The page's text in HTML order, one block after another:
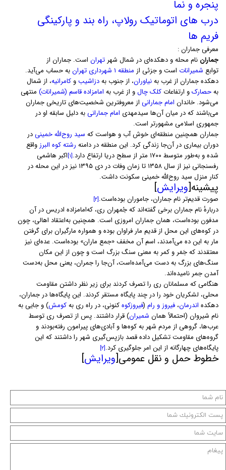
پنجره و نما
درب های اتوماتیک رولاپ، راه بند و پارکینگی
فریم ها
معرفی جماران :
جماران نام محله و دهکده‌ای در شمال شهرتهران است. جماران از
توابع شمیرانات است و جزئی از منطقه ۱ شهرداری تهران
به حساب می‌آید.
دهکده جماران از غرب بهنیاوران، از جنوب بهدزاشیبوکامرانیه، از شمال
بهحصارکو ارتفاعات کلک چالو از غرب به امامزاده قاسم (شمیرانات) منتهی
می‌شود. خاندان امام جمارانی از معروفترین شخصیت‌های تاریخی جماران
می‌باشند که در میان آن‌ها سیدمهدی امام جمارانیبه دلیل سابقه او در
جمهوری اسلامی مشهورتر است.
جماران همچنین منطقه‌ای خوش آب و هواست که سید روح‌الله خمینیدر
دوران بیماری در آن‌جا زندگی کرد. این منطقه در دامنه رشته کوه البرزواقع
شده و به‌طور متوسط ۱۷۰۰ متر از سطح دریا ارتفاع دارد.
[۱] اکبر هاشمی
رفسنجانی نیز از سال ۱۳۵۸ تا زمان وفات در دی ۱۳۹۵ نیز در این محله در
کنار منزل سید روح‌الله خمینی سکونت داشت.
پیشینه[ویرایش]
صورت قدیم‌تر نام جماران، جاموران بوده‌است.[۲]
دربارهٔ نام جماران برخی گفته‌اند که جُمهران ری، که‌امامزاده ادریس در آن
مدفون بوده‌است، همان جماران امروزی است. همچنین به‌اعتقاد اهالی، چون
در کوه‌های این محل از قدیم مار فراوان بوده و همواره مارگیران برای گرفتن
مار به این ده می‌آمدند، اسم آن مخفف «جمع ماران» بوده‌است. عده‌ای نیز
معتقدند که جَمَر و کمر به معنی سنگ بزرگ است و چون از این مکان
سنگ‌های بزرگ به دست می‌آمده‌است، آن‌جا را جمران، یعنی محل به‌دست
آمدن جمر نامیده‌اند.
هنگامی که مسلمانان ری را تصرف کردند برای زیر نظر داشتن مقاومت
محلی، لشکریان خود را در چند پایگاه مستقر کردند. این پایگاه‌ها در جماران،
دهکده اندرمان، فیروز و رام (فیروزکوهکنونی، در راه ری بهکومش) و جایی به
نام شیروان (احتمالاً همان شمیران) قرار داشتند. پس از تصرف ری توسط
عرب‌ها، گروهی از مردم شهر به کوه‌ها و آبادی‌های پیرامون رفته‌بودند و
گروه‌های مقاومت تشکیل داده قصد بازپس‌گیری شهر را داشتند که این
پایگاه‌های چهارگانه از این امر جلوگیری کرد.[۲]
خطوط حمل و نقل عمومی[ویرایش]